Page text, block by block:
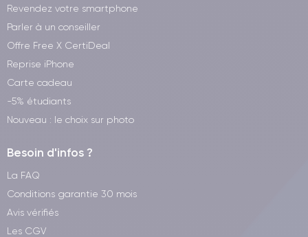
Revendez votre smartphone
Parler à un conseiller
Offre Free X CertiDeal
Reprise iPhone
Carte cadeau
-5% étudiants
Nouveau : le choix sur photo
Besoin d'infos ?
La FAQ
Conditions garantie 30 mois
Avis vérifiés
Les CGV